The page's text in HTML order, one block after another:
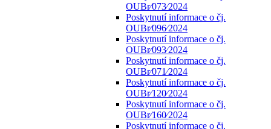
OUBr⁄073⁄2024
Poskytnutí informace o čj.
OUBr⁄096⁄2024
Poskytnutí informace o čj.
OUBr⁄093⁄2024
Poskytnutí informace o čj.
OUBr⁄071⁄2024
Poskytnutí informace o čj.
OUBr⁄120⁄2024
Poskytnutí informace o čj.
OUBr⁄160⁄2024
Poskytnutí informace o čj.